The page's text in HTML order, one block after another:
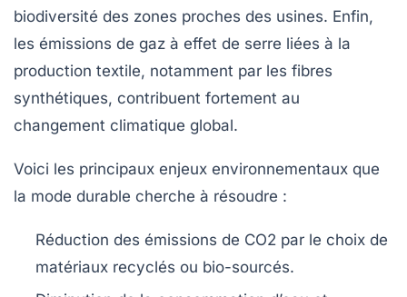
biodiversité des zones proches des usines. Enfin,
les émissions de gaz à effet de serre liées à la
production textile, notamment par les fibres
synthétiques, contribuent fortement au
changement climatique global.
Voici les principaux enjeux environnementaux que
la mode durable cherche à résoudre :
Réduction des émissions de CO2 par le choix de
matériaux recyclés ou bio-sourcés.